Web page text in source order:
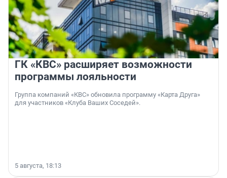
ГК «КВС» расширяет возможности
программы лояльности
Группа компаний «КВС» обновила программу «Карта Друга»
для участников «Клуба Ваших Соседей».
5 августа, 18:13